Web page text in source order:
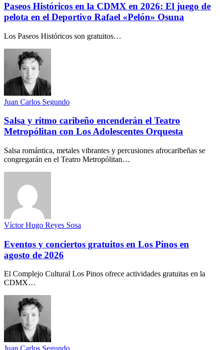
Paseos Históricos en la CDMX en 2026: El juego de
pelota en el Deportivo Rafael «Pelón» Osuna
Los Paseos Históricos son gratuitos…
Juan Carlos Segundo
Salsa y ritmo caribeño encenderán el Teatro
Metropólitan con Los Adolescentes Orquesta
Salsa romántica, metales vibrantes y percusiones afrocaribeñas se
congregarán en el Teatro Metropólitan…
Víctor Hugo Reyes Sosa
Eventos y conciertos gratuitos en Los Pinos en
agosto de 2026
El Complejo Cultural Los Pinos ofrece actividades gratuitas en la
CDMX…